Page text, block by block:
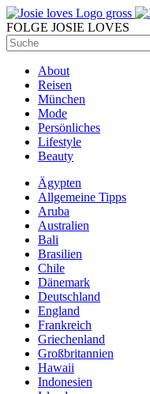
FOLGE JOSIE LOVES
About
Reisen
München
Mode
Persönliches
Lifestyle
Beauty
Ägypten
Allgemeine Tipps
Aruba
Australien
Bali
Brasilien
Chile
Dänemark
Deutschland
England
Frankreich
Griechenland
Großbritannien
Hawaii
Indonesien